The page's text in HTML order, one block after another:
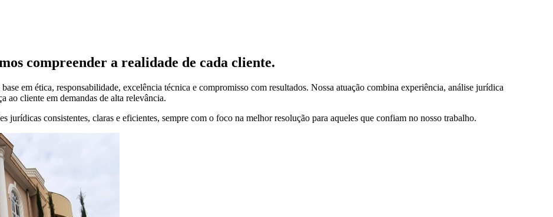
compreender a realidade de cada cliente.
em ética, responsabilidade, excelência técnica e compromisso com resultados. Nossa atuação combina experiência, análise jurídica
ao cliente em demandas de alta relevância.
jurídicas consistentes, claras e eficientes, sempre com o foco na melhor resolução para aqueles que confiam no nosso trabalho.